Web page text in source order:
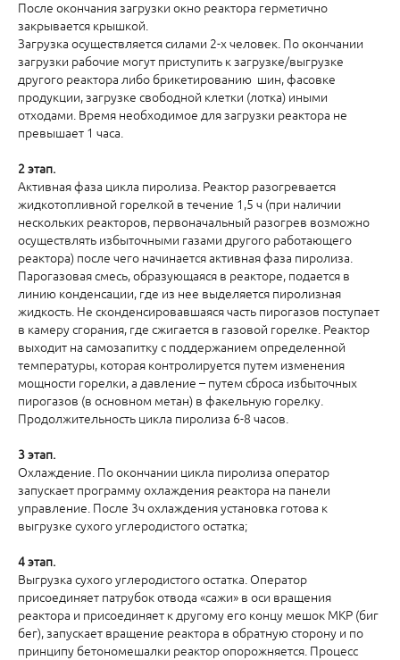
После окончания загрузки окно реактора герметично
закрывается крышкой.
Загрузка осуществляется силами 2-х человек. По окончании
загрузки рабочие могут приступить к загрузке/выгрузке
другого реактора либо брикетированию шин, фасовке
продукции, загрузке свободной клетки (лотка) иными
отходами. Время необходимое для загрузки реактора не
превышает 1 часа.
2 этап.
Активная фаза цикла пиролиза. Реактор разогревается
жидкотопливной горелкой в течение 1,5 ч (при наличии
нескольких реакторов, первоначальный разогрев возможно
осуществлять избыточными газами другого работающего
реактора) после чего начинается активная фаза пиролиза.
Парогазовая смесь, образующаяся в реакторе, подается в
линию конденсации, где из нее выделяется пиролизная
жидкость. Не сконденсировавшаяся часть пирогазов поступает
в камеру сгорания, где сжигается в газовой горелке. Реактор
выходит на самозапитку с поддержанием определенной
температуры, которая контролируется путем изменения
мощности горелки, а давление – путем сброса избыточных
пирогазов (в основном метан) в факельную горелку.
Продолжительность цикла пиролиза 6-8 часов.
3 этап.
Охлаждение. По окончании цикла пиролиза оператор
запускает программу охлаждения реактора на панели
управление. После 3ч охлаждения установка готова к
выгрузке сухого углеродистого остатка;
4 этап.
Выгрузка сухого углеродистого остатка. Оператор
присоединяет патрубок отвода «сажи» в оси вращения
реактора и присоединяет к другому его концу мешок МКР (биг
бег), запускает вращение реактора в обратную сторону и по
принципу бетономешалки реактор опорожняется. Процесс